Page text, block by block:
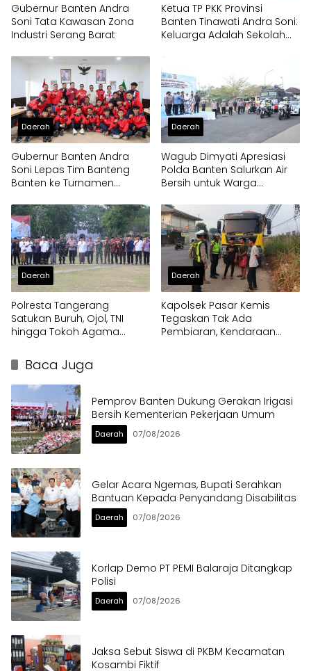
Gubernur Banten Andra
Soni Tata Kawasan Zona
Industri Serang Barat
Ketua TP PKK Provinsi
Banten Tinawati Andra Soni:
Keluarga Adalah Sekolah
Daerah
Gubernur Banten Andra
Soni Lepas Tim Banteng
Banten ke Turnamen
Daerah
Wagub Dimyati Apresiasi
Polda Banten Salurkan Air
Bersih untuk Warga
Daerah
Polresta Tangerang
Satukan Buruh, Ojol, TNI
hingga Tokoh Agama
Daerah
Kapolsek Pasar Kemis
Tegaskan Tak Ada
Pembiaran, Kendaraan
Baca Juga
Pemprov Banten Dukung Gerakan Irigasi
Bersih Kementerian Pekerjaan Umum
Daerah 07/08/2026
Gelar Acara Ngemas, Bupati Serahkan
Bantuan Kepada Penyandang Disabilitas
Daerah 07/08/2026
Korlap Demo PT PEMI Balaraja Ditangkap
Polisi
Daerah 07/08/2026
Jaksa Sebut Siswa di PKBM Kecamatan
Kosambi Fiktif